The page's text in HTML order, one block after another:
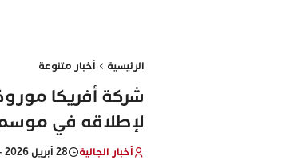
الرئيسية أخبار متنوعة
شركة أفريكا
لإطلاقه في
أخبار الجالية 28 أبريل 2026 - 18:46